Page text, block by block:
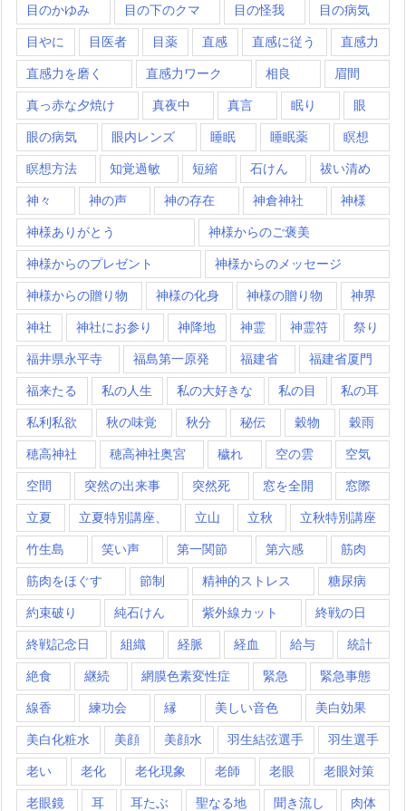
目のかゆみ 目の下のクマ 目の怪我 目の病気
目やに 目医者 目薬 直感 直感に従う 直感力
直感力を磨く 直感力ワーク 相良 眉間
真っ赤な夕焼け 真夜中 真言 眠り 眼
眼の病気 眼内レンズ 睡眠 睡眠薬 瞑想
瞑想方法 知覚過敏 短縮 石けん 祓い清め
神々 神の声 神の存在 神倉神社 神様
神様ありがとう 神様からのご褒美
神様からのプレゼント 神様からのメッセージ
神様からの贈り物 神様の化身 神様の贈り物 神界
神社 神社にお参り 神降地 神霊 神霊符 祭り
福井県永平寺 福島第一原発 福建省 福建省厦門
福来たる 私の人生 私の大好きな 私の目 私の耳
私利私欲 秋の味覚 秋分 秘伝 穀物 穀雨
穂高神社 穂高神社奥宮 穢れ 空の雲 空気
空間 突然の出来事 突然死 窓を全開 窓際
立夏 立夏特別講座、 立山 立秋 立秋特別講座
竹生島 笑い声 第一関節 第六感 筋肉
筋肉をほぐす 節制 精神的ストレス 糖尿病
約束破り 純石けん 紫外線カット 終戦の日
終戦記念日 組織 経脈 経血 給与 統計
絶食 継続 網膜色素変性症 緊急 緊急事態
線香 練功会 縁 美しい音色 美白効果
美白化粧水 美顔 美顔水 羽生結弦選手 羽生選手
老い 老化 老化現象 老師 老眼 老眼対策
老眼鏡 耳 耳たぶ 聖なる地 聞き流し 肉体